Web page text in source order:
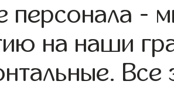
персонала -
на наши
Все